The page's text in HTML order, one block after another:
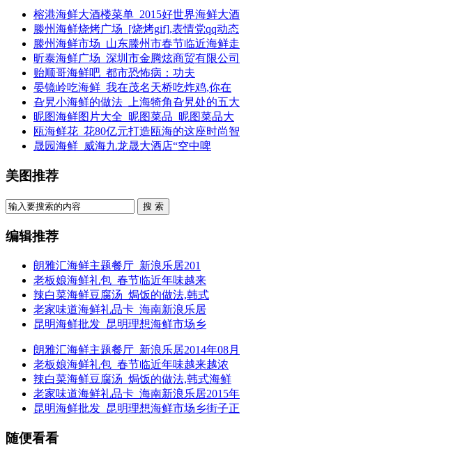
榕港海鲜大酒楼菜单_2015好世界海鲜大酒
滕州海鲜烧烤广场_[烧烤gif],表情党qq动态
滕州海鲜市场_山东滕州市春节临近海鲜走
昕泰海鲜广场_深圳市金腾炫商贸有限公司
贻顺哥海鲜吧_都市恐怖病：功夫
晏镜岭吃海鲜_我在茂名天桥吃炸鸡,你在
旮旯小海鲜的做法_上海犄角旮旯处的五大
昵图海鲜图片大全_昵图菜品_昵图菜品大
瓯海鲜花_花80亿元打造瓯海的这座时尚智
晟园海鲜_威海九龙晟大酒店“空中啤
美图推荐
搜 索
编辑推荐
朗雅汇海鲜主题餐厅_新浪乐居201
老板娘海鲜礼包_春节临近年味越来
辣白菜海鲜豆腐汤_焗饭的做法,韩式
老家味道海鲜礼品卡_海南新浪乐居
昆明海鲜批发_昆明理想海鲜市场乡
朗雅汇海鲜主题餐厅_新浪乐居2014年08月
老板娘海鲜礼包_春节临近年味越来越浓
辣白菜海鲜豆腐汤_焗饭的做法,韩式海鲜
老家味道海鲜礼品卡_海南新浪乐居2015年
昆明海鲜批发_昆明理想海鲜市场乡街子正
随便看看